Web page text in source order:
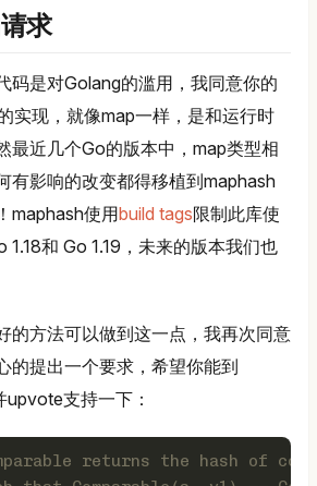
求
码是对Golang的滥用，我同意你的
实现，就像map一样，是和运行时
最近几个Go的版本中，map类型相
有影响的改变都得移植到maphash
maphash使用build tags限制此库使
1.18和 Go 1.19，未来的版本我们也
的方法可以做到这一点，我再次同意
的提出一个要求，希望你能到
upvote支持一下：
returns the hash of